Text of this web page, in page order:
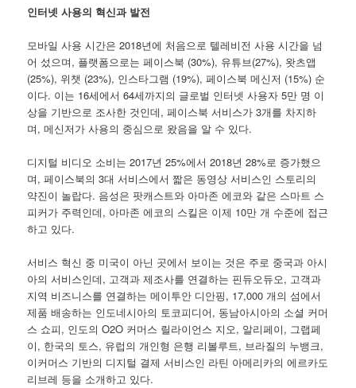
인터넷 사용의 혁신과 발전
모바일 사용 시간은 2018년에 처음으로 텔레비전 사용 시간을 넘
어 섰으며, 플랫폼으로는 페이스북 (30%), 유튜브(27%), 왓츠앱
(25%), 위챗 (23%), 인스타그램 (19%), 페이스북 메신저 (15%) 순
이다. 이는 16세에서 64세까지의 글로벌 인터넷 사용자 5만 명 이
상을 기반으로 조사한 것인데, 페이스북 서비스가 3개를 차지하
며, 메신저가 사용의 중심으로 왔음을 알 수 있다.
디지털 비디오 소비는 2017년 25%에서 2018년 28%로 증가했으
며, 페이스북의 3대 서비스에서 짧은 동영상 서비스인 스토리의
약진이 놀랍다. 음성은 팟캐스트와 아마존 에코와 같은 스마트 스
피커가 주력인데, 아마존 에코의 스킬은 이제 10만 개 수준에 접근
하고 있다.
서비스 혁신 중 미국이 아닌 곳에서 보이는 것은 주로 중국과 아시
아의 서비스인데, 고객과 제조사를 연결하는 핀듀오듀오, 고객과
지역 비즈니스를 연결하는 메이투안 디안핑, 17,000 개의 섬에서
제품 배송하는 인도네시아의 토코피디어, 동남아시아의 소셜 커머
스 쇼피, 인도의 O2O 커머스 릴라이언스 지오, 알리페이, 그랩페
이, 한국의 토스, 유럽의 개인형 은행 리볼루트, 브라질의 누뱅크,
이커머스 기반의 디지털 결제 서비스인 라틴 아메리카의 에르카도
리브레 등을 소개하고 있다.